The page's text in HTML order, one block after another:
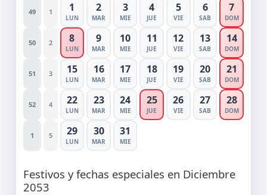
49 1 1
LUN
2
MAR
3
MIE
4
JUE
5
VIE
6
SAB
7
DOM
50 2 8
LUN
9
MAR
10
MIE
11
JUE
12
VIE
13
SAB
14
DOM
51 3 15
LUN
16
MAR
17
MIE
18
JUE
19
VIE
20
SAB
21
DOM
52 4 22
LUN
23
MAR
24
MIE
25
JUE
26
VIE
27
SAB
28
DOM
1 5 29
LUN
30
MAR
31
MIE
Festivos y fechas especiales en Diciembre
2053